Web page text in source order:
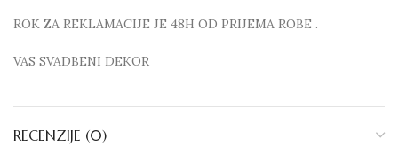
ROK ZA REKLAMACIJE JE 48H OD PRIJEMA ROBE .
VAS SVADBENI DEKOR
RECENZIJE (0)